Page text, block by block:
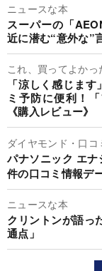
ニュースな本
スーパーの「
近に潜む“意外な”
これ、買ってよかっ
「涼しく感じま
ミ予防に便利！
《購入レビュー》
ダイヤモンド・口コ
パナソニック エ
件の口コミ情報デ
ニュースな本
クリントンが語っ
通点」